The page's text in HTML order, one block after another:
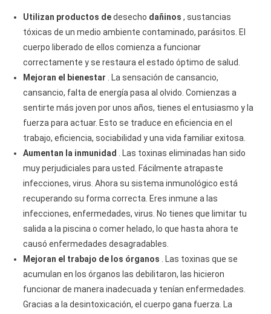
Utilizan productos dedesecho dañinos , sustancias
tóxicas de un medio ambiente contaminado, parásitos. El
cuerpo liberado de ellos comienza a funcionar
correctamente y se restaura el estado óptimo de salud.
Mejoran el bienestar . La sensación de cansancio,
cansancio, falta de energía pasa al olvido. Comienzas a
sentirte más joven por unos años, tienes el entusiasmo y la
fuerza para actuar. Esto se traduce en eficiencia en el
trabajo, eficiencia, sociabilidad y una vida familiar exitosa.
Aumentan la inmunidad
. Las toxinas eliminadas han sido
muy perjudiciales para usted. Fácilmente atrapaste
infecciones, virus. Ahora su sistema inmunológico está
recuperando su forma correcta. Eres inmune a las
infecciones, enfermedades, virus. No tienes que limitar tu
salida a la piscina o comer helado, lo que hasta ahora te
causó enfermedades desagradables.
Mejoran el trabajo de los órganos . Las toxinas que se
acumulan en los órganos las debilitaron, las hicieron
funcionar de manera inadecuada y tenían enfermedades.
Gracias a la desintoxicación, el cuerpo gana fuerza. La